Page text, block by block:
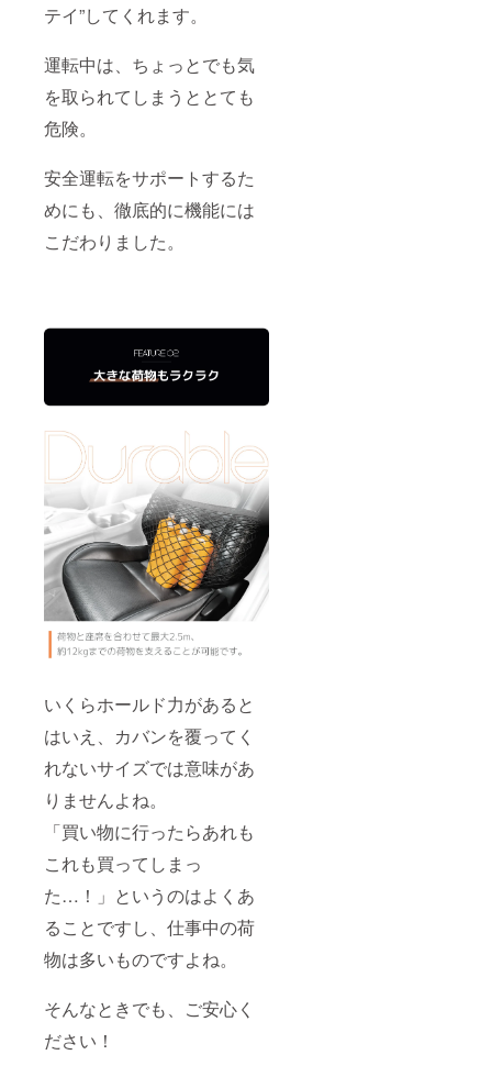
テイ”してくれます。
運転中は、ちょっとでも気
を取られてしまうととても
危険。
安全運転をサポートするた
めにも、徹底的に機能には
こだわりました。
いくらホールド力があると
はいえ、カバンを覆ってく
れないサイズでは意味があ
りませんよね。
「買い物に行ったらあれも
これも買ってしまっ
た…！」というのはよくあ
ることですし、仕事中の荷
物は多いものですよね。
そんなときでも、ご安心く
ださい！